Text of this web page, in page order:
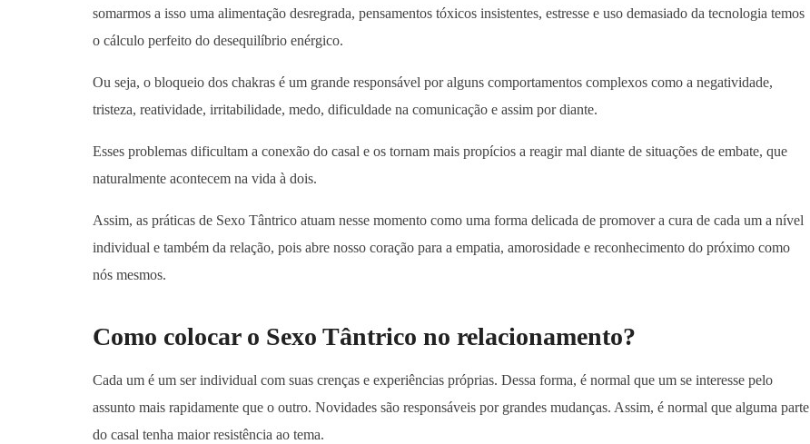
somarmos a isso uma alimentação desregrada, pensamentos tóxicos insistentes, estresse e uso demasiado da tecnologia temos
o cálculo perfeito do desequilíbrio enérgico.
Ou seja, o bloqueio dos chakras é um grande responsável por alguns comportamentos complexos como a negatividade,
tristeza, reatividade, irritabilidade, medo, dificuldade na comunicação e assim por diante.
Esses problemas dificultam a conexão do casal e os tornam mais propícios a reagir mal diante de situações de embate, que
naturalmente acontecem na vida à dois.
Assim, as práticas de Sexo Tântrico atuam nesse momento como uma forma delicada de promover a cura de cada um a nível
individual e também da relação, pois abre nosso coração para a empatia, amorosidade e reconhecimento do próximo como
nós mesmos.
Como colocar o Sexo Tântrico no relacionamento?
Cada um é um ser individual com suas crenças e experiências próprias. Dessa forma, é normal que um se interesse pelo
assunto mais rapidamente que o outro. Novidades são responsáveis por grandes mudanças. Assim, é normal que alguma parte
do casal tenha maior resistência ao tema.